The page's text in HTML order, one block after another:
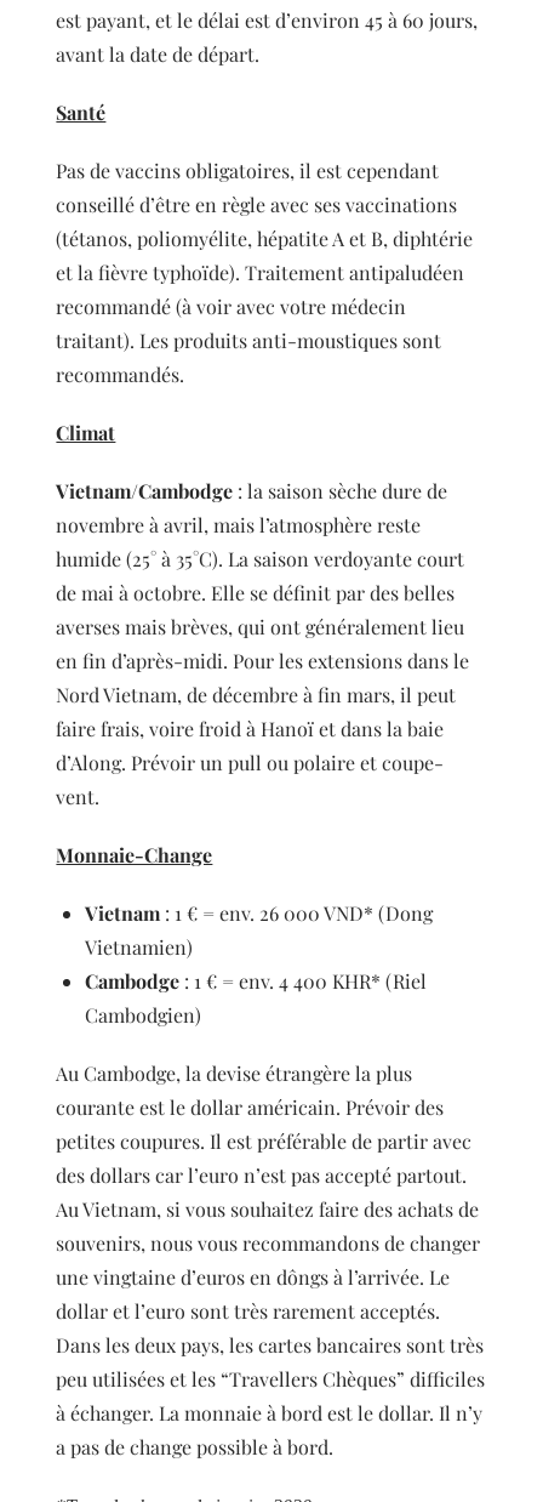
est payant, et le délai est d’environ 45 à 60 jours,
avant la date de départ.
Santé
Pas de vaccins obligatoires, il est cependant
conseillé d’être en règle avec ses vaccinations
(tétanos, poliomyélite, hépatite A et B, diphtérie
et la fièvre typhoïde). Traitement antipaludéen
recommandé (à voir avec votre médecin
traitant). Les produits anti-moustiques sont
recommandés.
Climat
Vietnam/Cambodge : la saison sèche dure de
novembre à avril, mais l’atmosphère reste
humide (25° à 35°C). La saison verdoyante court
de mai à octobre. Elle se définit par des belles
averses mais brèves, qui ont généralement lieu
en fin d’après-midi. Pour les extensions dans le
Nord Vietnam, de décembre à fin mars, il peut
faire frais, voire froid à Hanoï et dans la baie
d’Along. Prévoir un pull ou polaire et coupe-
vent.
Monnaie-Change
Vietnam : 1 € = env. 26 000 VND* (Dong
Vietnamien)
Cambodge : 1 € = env. 4 400 KHR* (Riel
Cambodgien)
Au Cambodge, la devise étrangère la plus
courante est le dollar américain. Prévoir des
petites coupures. Il est préférable de partir avec
des dollars car l’euro n’est pas accepté partout.
Au Vietnam, si vous souhaitez faire des achats de
souvenirs, nous vous recommandons de changer
une vingtaine d’euros en dôngs à l’arrivée. Le
dollar et l’euro sont très rarement acceptés.
Dans les deux pays, les cartes bancaires sont très
peu utilisées et les “Travellers Chèques” difficiles
à échanger. La monnaie à bord est le dollar. Il n’y
a pas de change possible à bord.